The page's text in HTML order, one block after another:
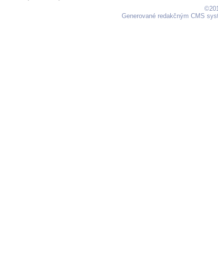
Generované redakčným CMS